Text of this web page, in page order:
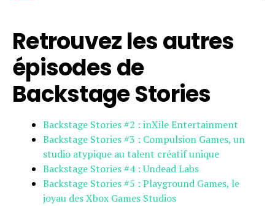
Retrouvez les autres
épisodes de
Backstage Stories
Backstage Stories #2 : inXile Entertainment
Backstage Stories #3 : Compulsion Games, un
studio atypique au talent créatif unique
Backstage Stories #4 : Undead Labs
Backstage Stories #5 : Playground Games, le
joyau des Xbox Games Studios